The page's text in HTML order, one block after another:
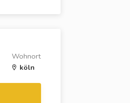
Wohnort
köln